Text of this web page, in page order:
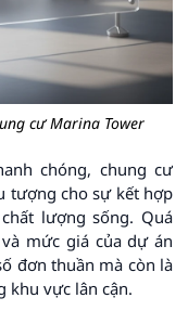
cư Marina Tower
chóng, chung cư
tượng cho sự kết hợp
lượng sống. Quá
mức giá của dự án
đơn thuần mà còn là
khu vực lân cận.